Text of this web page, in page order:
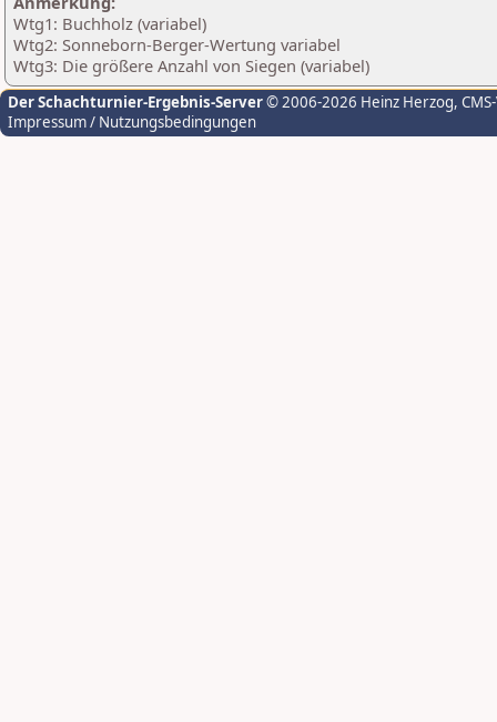
Wtg1: Buchholz (variabel)
Wtg2: Sonneborn-Berger-Wertung variabel
Wtg3: Die größere Anzahl von Siegen (variabel)
Der Schachturnier-Ergebnis-Server© 2006-2026 Heinz Herzog,
Impressum / Nutzungsbedingungen